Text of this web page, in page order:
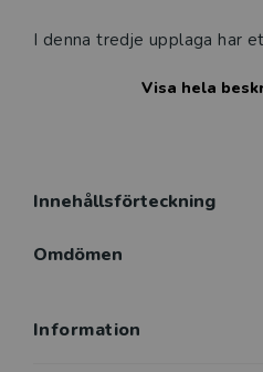
I denna tredje upplaga har
uppdaterats och i vissa fall
kunna optimera och
många andra
Visa hela
Innehållsförteckning
Omdömen
Information